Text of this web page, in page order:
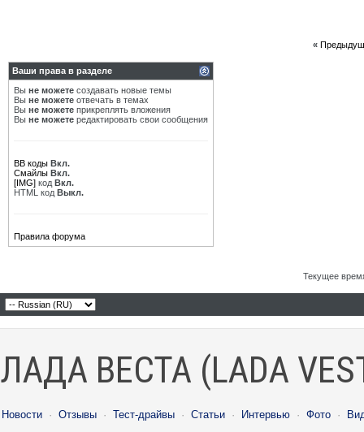
«
Ваши права в разделе
Вы не можете создавать новые темы
Вы не можете отвечать в темах
Вы не можете прикреплять вложения
Вы не можете редактировать свои сообщения
BB коды Вкл.
Смайлы Вкл.
[IMG] код Вкл.
HTML код Выкл.
Правила форума
Текущее
ЛАДА ВЕСТА (LADA
Новости · Отзывы · Тест-драйвы · Статьи · Интервью · Фото ·